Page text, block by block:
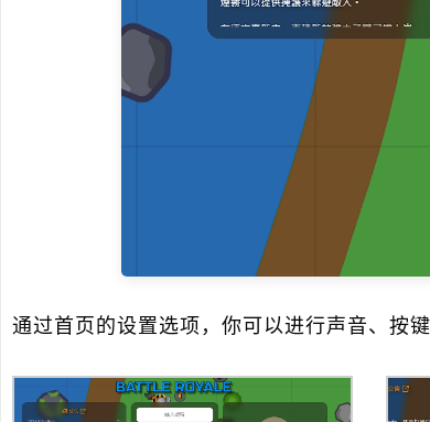
通过首页的设置选项，你可以进行声音、按